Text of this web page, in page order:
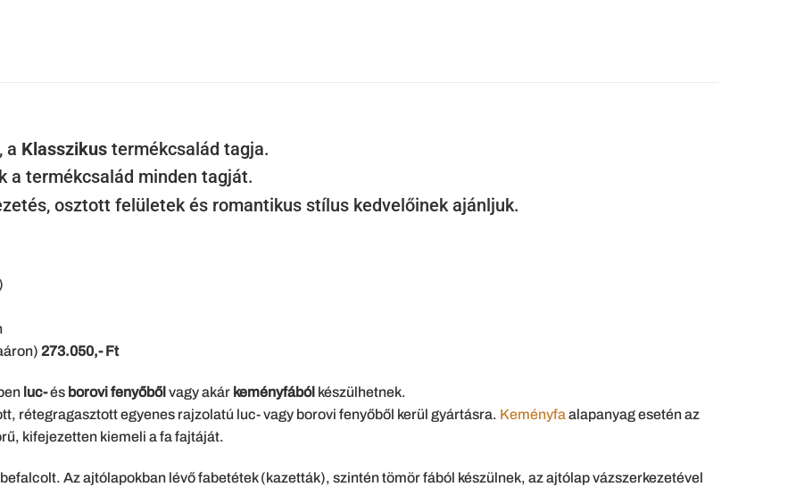
a Klasszikus termékcsalád tagja.
a termékcsalád minden tagját.
osztott felületek és romantikus stílus kedvelőinek ajánljuk.
273.050,- Ft
luc-és borovi fenyőből vagy akár keményfából készülhetnek.
rétegragasztott egyenes rajzolatú luc- vagy borovi fenyőből kerül gyártásra. Keményfaalapanyag esetén az
kifejezetten kiemeli a fa fajtáját.
Az ajtólapokban lévő fabetétek (kazetták), szintén tömör fából készülnek, az ajtólap vázszerkezetével